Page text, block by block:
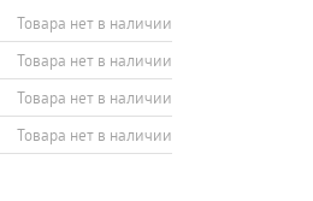
Товара нет в наличии
Товара нет в наличии
Товара нет в наличии
Товара нет в наличии